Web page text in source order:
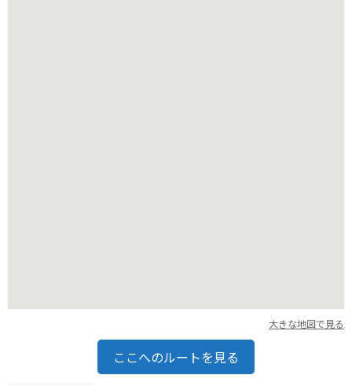
大きな地図で見る
ここへのルートを見る